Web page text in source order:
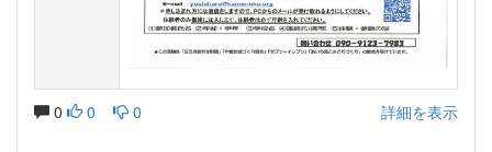
0 0 0 詳細を表示